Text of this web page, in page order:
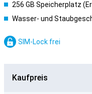
256 GB Speicherplatz
Wasser- und
SIM-Lock frei
Kaufpreis